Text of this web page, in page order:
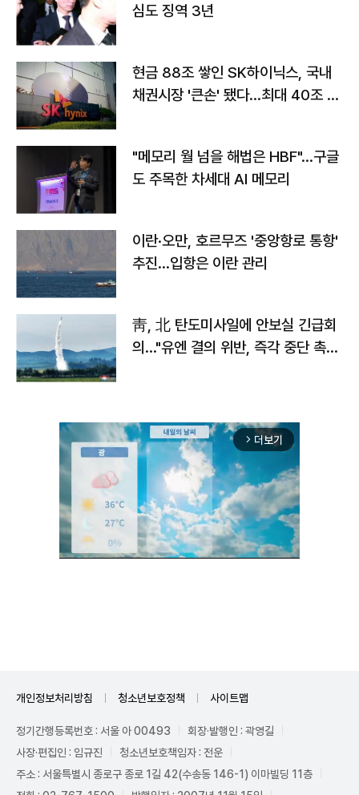
심도 징역 3년
현금 88조 쌓인 SK하이닉스, 국내
채권시장 '큰손' 됐다…최대 40조 투
"메모리 월 넘을 해법은 HBF"…구글
도 주목한 차세대 AI 메모리
이란·오만, 호르무즈 '중앙항로 통항'
추진…입항은 이란 관리
靑, 北 탄도미사일에 안보실 긴급회
의…"유엔 결의 위반, 즉각 중단 촉
arrow_forward_ios 더보기
개인정보처리방침 청소년보호정책 사이트맵
정기간행등록번호 : 서울 아 00493
회장·발행인 : 곽영길
사장·편집인 : 임규진
청소년보호책임자 : 전운
주소 : 서울특별시 종로구 종로 1길 42(수송동 146-1) 이마빌딩 11층